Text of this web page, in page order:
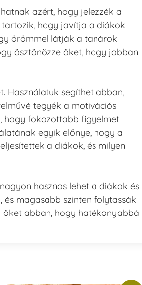
azért, hogy jelezzék a
tartozik, hogy javítja a diákok
örömmel látják a tanárok
ösztönözze őket, hogy jobban
Használatuk segíthet abban,
tegyék a motivációs
hogy fokozottabb figyelmet
egyik előnye, hogy a
a diákok, és milyen
hasznos lehet a diákok és
magasabb szinten folytassák
őket abban, hogy hatékonyabbá